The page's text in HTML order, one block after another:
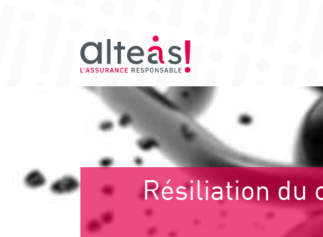
Résiliation du